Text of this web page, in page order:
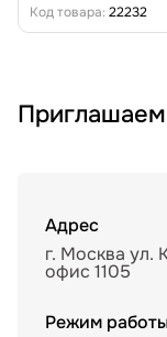
Код товара: 22232
Адрес
г. Москва ул.
офис 1105
Режим